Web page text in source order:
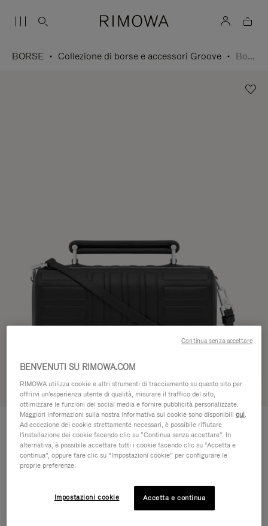
BORSE Collezione di borse e accessori Groove Borsa a tracolla Small
Vedere in 3D
GROOVE - PELLE
Borsa a tracolla Small €950,00
Colore Nero
BENVENUTI SU RIMOWA.COM
RIMOWA utilizza cookie e altri strumenti di tracciamento su questo sito per
offrirvi un'esperienza utente di qualità, misurare il traffico del sito,
ottimizzare le funzioni dei social media e fornire pubblicità personalizzate.
Maggiori informazioni sulla nostra informativa sui cookie sono disponibiliqui.
Ad eccezione dei cookie strettamente necessari, è possibile rifiutare
l'installazione dei cookie facendo clic su “Continua senza accettare”. In
alternativa, è possibile accettare tutti i cookie facendo clic su “Accetta e
continua”, oppure fare clic su “Impostazioni cookie” per configurare le
proprie preferenze.
Impostazioni cookie Accetta e continua
Continua senza accettare